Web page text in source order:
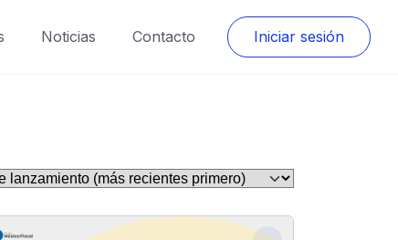
Noticias Contacto Iniciar sesión